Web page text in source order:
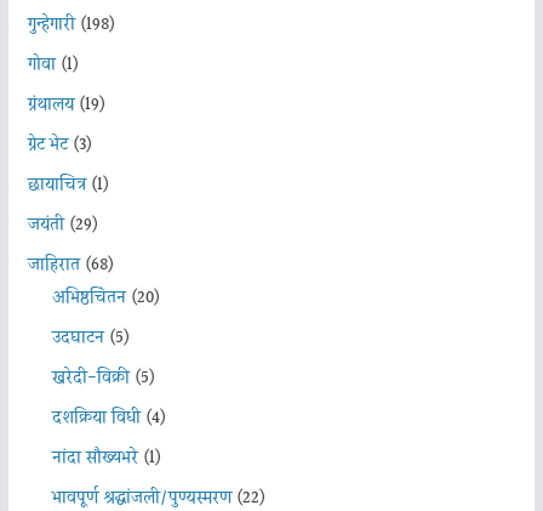
गुन्हेगारी(198)
गोवा(1)
ग्रंथालय(19)
ग्रेट भेट(3)
छायाचित्र(1)
जयंती(29)
जाहिरात(68)
अभिष्ठचिंतन(20)
उदघाटन(5)
खरेदी-विक्री(5)
दशक्रिया विधी(4)
नांदा सौख्यभरे(1)
भावपूर्ण श्रद्धांजली/पुण्यस्मरण(22)